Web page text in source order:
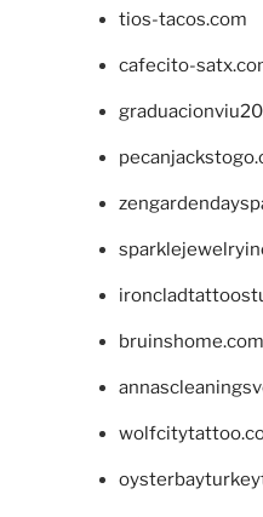
tios-tacos.com
cafecito-
bruinshome.com